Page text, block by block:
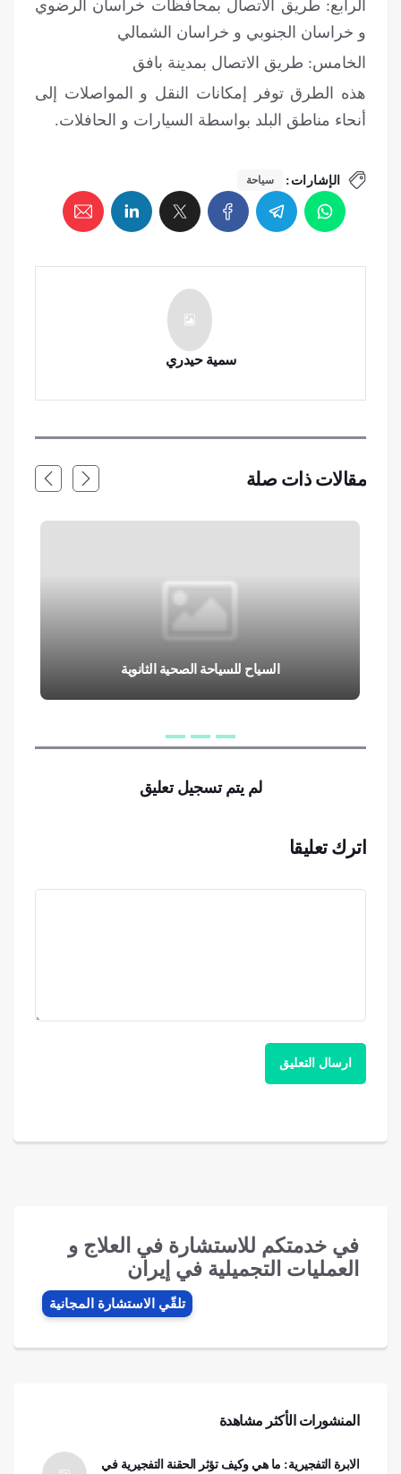
الرابع: طريق الاتصال بمحافظات خراسان الرضوي
و خراسان الجنوبي و خراسان الشمالي
الخامس: طريق الاتصال بمدينة بافق
هذه الطرق توفر إمكانات النقل و المواصلات إلی
أنحاء مناطق البلد بواسطة السيارات و الحافلات.
الإشارات: سياحة
سمية حيدري
مقالات ذات صلة
السياح للسياحة الصحية الثانوية
لم يتم تسجيل تعليق
اترك تعليقا
في خدمتكم للاستشارة في العلاج و
العمليات التجميلية في إيران
تلقّي الاستشارة المجانیة
المنشورات الأكثر مشاهدة
الابرة التفجيرية: ما هي وكيف تؤثر الحقنة التفجيرية في